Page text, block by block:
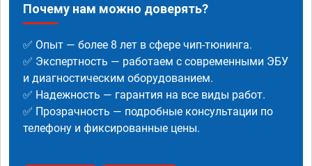
Почему нам можно доверять?
✅ Опыт — более 8 лет в сфере чип-тюнинга.
✅ Экспертность — работаем с современными ЭБУ
и диагностическим оборудованием.
✅ Надежность — гарантия на все виды работ.
✅ Прозрачность — подробные консультации по
телефону и фиксированные цены.